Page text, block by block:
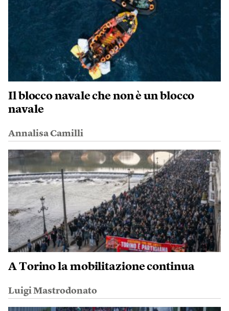
Il blocco navale che non è un blocco
navale
Annalisa Camilli
A Torino la mobilitazione continua
Luigi Mastrodonato